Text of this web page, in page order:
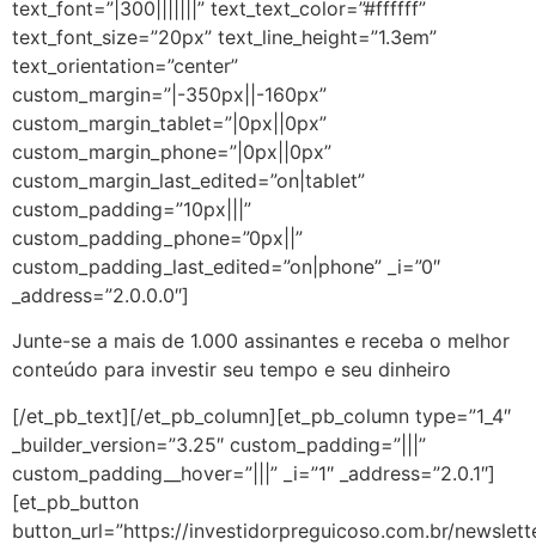
text_font=”|300|||||||” text_text_color=”#ffffff”
text_font_size=”20px” text_line_height=”1.3em”
text_orientation=”center”
custom_margin=”|-350px||-160px”
custom_margin_tablet=”|0px||0px”
custom_margin_phone=”|0px||0px”
custom_margin_last_edited=”on|tablet”
custom_padding=”10px|||”
custom_padding_phone=”0px||”
custom_padding_last_edited=”on|phone” _i=”0″
_address=”2.0.0.0″]
Junte-se a mais de 1.000 assinantes e receba o melhor
conteúdo para investir seu tempo e seu dinheiro
[/et_pb_text][/et_pb_column][et_pb_column type=”1_4″
_builder_version=”3.25″ custom_padding=”|||”
custom_padding__hover=”|||” _i=”1″ _address=”2.0.1″]
[et_pb_button
button_url=”https://investidorpreguicoso.com.br/